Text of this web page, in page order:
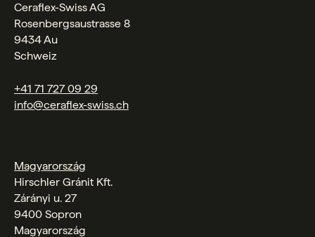
Ceraflex-Swiss AG
Rosenbergsaustrasse 8
9434 Au
Schweiz
+41 71 727 09 29
info@ceraflex-swiss.ch
Magyarország
Hirschler Gránit Kft.
Zárányi u. 27
9400 Sopron
Magyarország